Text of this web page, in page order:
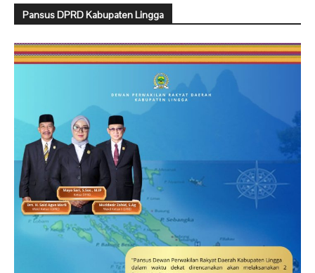
Pansus DPRD Kabupaten Lingga